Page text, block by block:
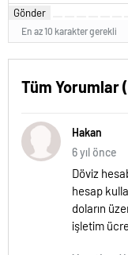
Gönder
En az 10 karakter gerekli
Tüm Yorumlar
Hakan
6 yıl önce
Döviz
hesap
doların
işletim